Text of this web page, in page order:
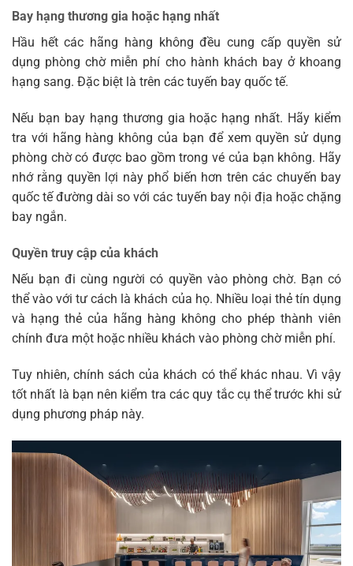
Bay hạng thương gia hoặc hạng nhất
Hầu hết các hãng hàng không đều cung cấp quyền sử
dụng phòng chờ miễn phí cho hành khách bay ở khoang
hạng sang. Đặc biệt là trên các tuyến bay quốc tế.
Nếu bạn bay hạng thương gia hoặc hạng nhất. Hãy kiểm
tra với hãng hàng không của bạn để xem quyền sử dụng
phòng chờ có được bao gồm trong vé của bạn không. Hãy
nhớ rằng quyền lợi này phổ biến hơn trên các chuyến bay
quốc tế đường dài so với các tuyến bay nội địa hoặc chặng
bay ngắn.
Quyền truy cập của khách
Nếu bạn đi cùng người có quyền vào phòng chờ. Bạn có
thể vào với tư cách là khách của họ. Nhiều loại thẻ tín dụng
và hạng thẻ của hãng hàng không cho phép thành viên
chính đưa một hoặc nhiều khách vào phòng chờ miễn phí.
Tuy nhiên, chính sách của khách có thể khác nhau. Vì vậy
tốt nhất là bạn nên kiểm tra các quy tắc cụ thể trước khi sử
dụng phương pháp này.